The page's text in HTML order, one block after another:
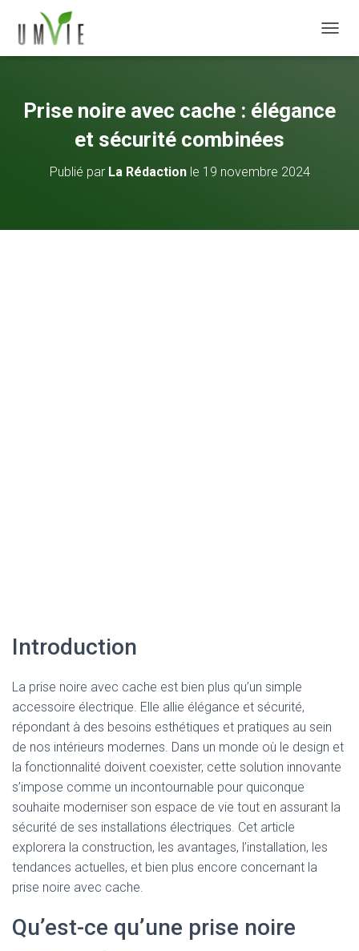
Prise noire avec cache : élégance
et sécurité combinées
Publié par La Rédactionle 19 novembre 2024
Introduction
La prise noire avec cache est bien plus qu’un simple
accessoire électrique. Elle allie élégance et sécurité,
répondant à des besoins esthétiques et pratiques au sein
de nos intérieurs modernes. Dans un monde où le design et
la fonctionnalité doivent coexister, cette solution innovante
s’impose comme un incontournable pour quiconque
souhaite moderniser son espace de vie tout en assurant la
sécurité de ses installations électriques. Cet article
explorera la construction, les avantages, l’installation, les
tendances actuelles, et bien plus encore concernant la
prise noire avec cache.
Qu’est-ce qu’une prise noire